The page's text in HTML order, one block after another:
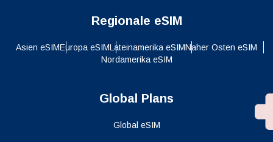
Regionale eSIM
Asien eSIMEuropa eSIMLateinamerika eSIMNaher Osten eSIM
Nordamerika eSIM
Global Plans
Global eSIM